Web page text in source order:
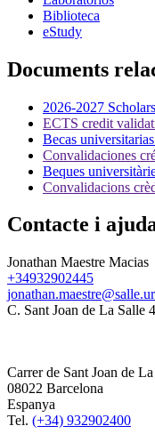
Biblioteca
eStudy
Documents
2026-2027
ECTS credit
Becas
Convalidaciones
Beques
Convalidacions
Contacte i
Jonathan Maestre Macias
+34932902445
C. Sant Joan de La Salle
Carrer de Sant Joan de
08022 Barcelona
Espanya
Tel. (+34) 932902400